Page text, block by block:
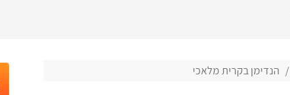
הנדימן בקרית מלאכי